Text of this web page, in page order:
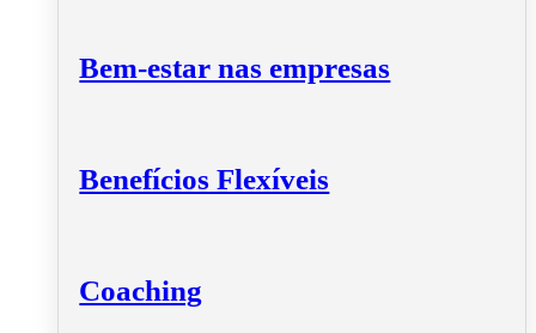
Bem-estar nas empresas
Benefícios Flexíveis
Coaching